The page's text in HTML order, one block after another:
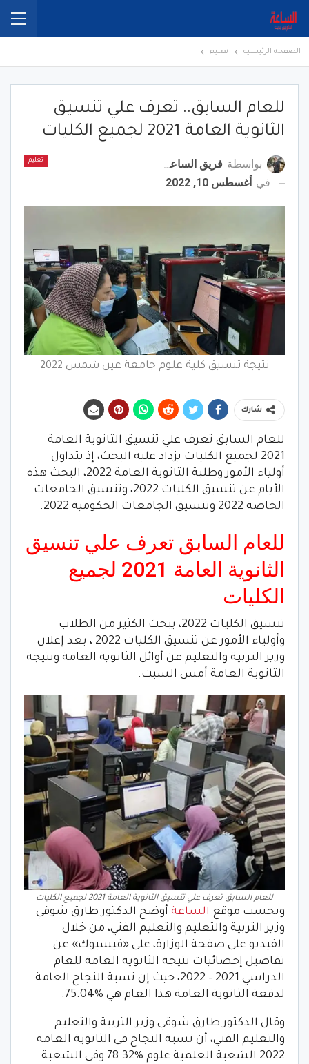
الصفحة الرئيسية تعليم
للعام السابق.. تعرف علي تنسيق
الثانوية العامة 2021 لجميع الكليات
تعليم بواسطة فريق الساعة برس
في أغسطس 10, 2022
نتيجة تنسيق كلية علوم جامعة عين شمس 2022
شارك
للعام السابق تعرف علي تنسيق الثانوية العامة
2021 لجميع الكليات يزداد عليه البحث، إذ يتداول
أولياء الأمور وطلبة الثانوية العامة 2022، البحث هذه
الأيام عن تنسيق الكليات 2022، وتنسيق الجامعات
الخاصة 2022 وتنسيق الجامعات الحكومية 2022.
للعام السابق تعرف علي تنسيق
الثانوية العامة 2021 لجميع
الكليات
تنسيق الكليات 2022، يبحث الكثير من الطلاب
وأولياء الأمور عن تنسيق الكليات 2022 ، بعد إعلان
وزير التربية والتعليم عن أوائل الثانوية العامة ونتيجة
الثانوية العامة أمس السبت.
للعام السابق تعرف علي تنسيق الثانوية العامة 2021 لجميع الكليات
وبحسب موقع الساعة أوضح الدكتور طارق شوقي
وزير التربية والتعليم والتعليم الفني، من خلال
الفيديو على صفحة الوزارة، على «فيسبوك» عن
تفاصيل إحصائيات نتيجة الثانوية العامة للعام
الدراسي 2021 – 2022، حيث إن نسبة النجاح العامة
لدفعة الثانوية العامة هذا العام هي %75.04.
وقال الدكتور طارق شوقي وزير التربية والتعليم
والتعليم الفني، أن نسبة النجاح فى الثانوية العامة
2022 الشعبة العلمية علوم %78.32 وفى الشعبة